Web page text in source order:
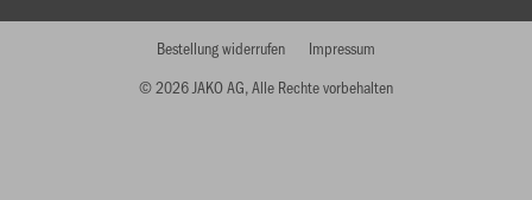
© 2026 JAKO AG, Alle Rechte vorbehalten
Bestellung widerrufen Impressum